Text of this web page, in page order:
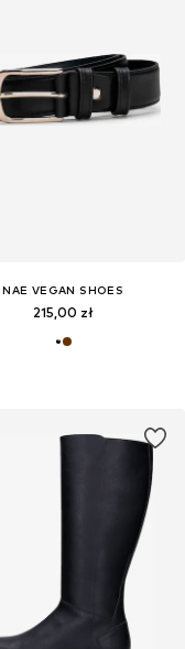
NAE VEGAN SHOES
215,00 zł